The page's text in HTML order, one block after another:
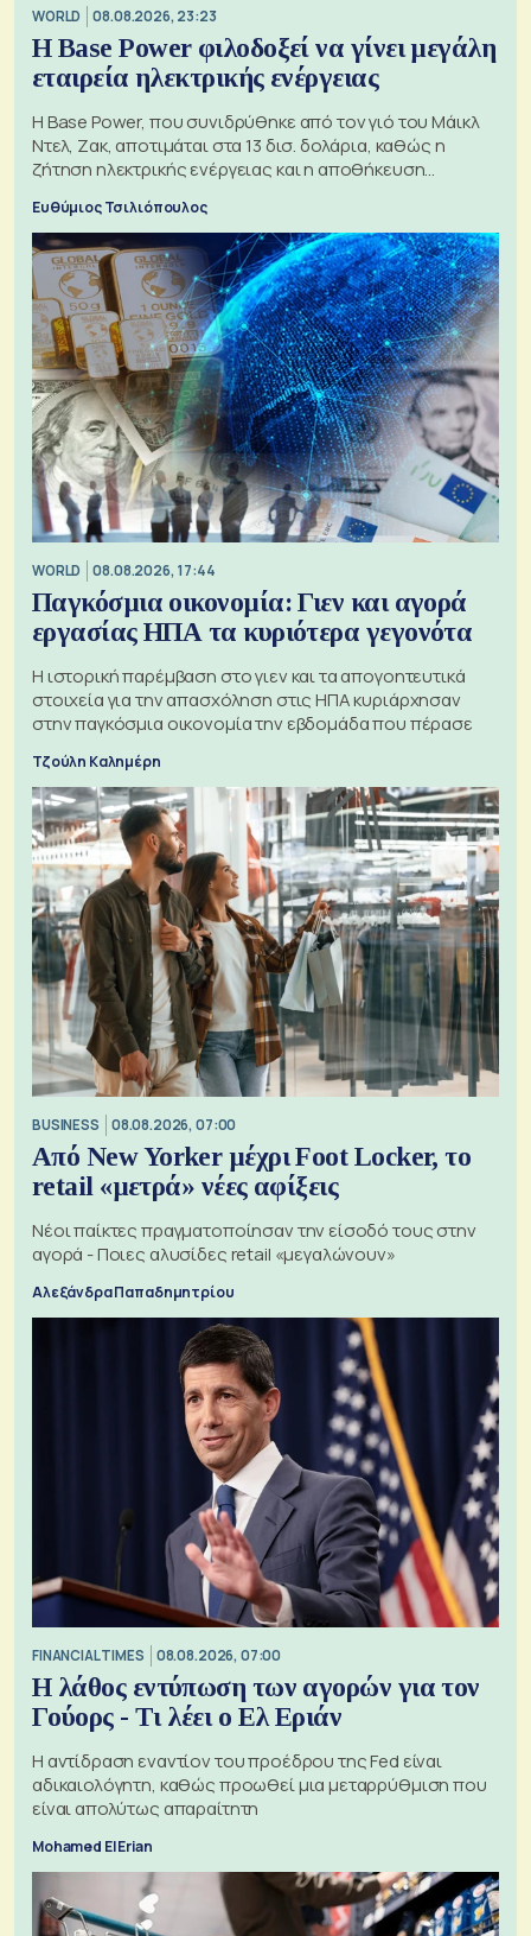
WORLD 08.08.2026, 23:23
Η Base Power φιλοδοξεί να γίνει μεγάλη
εταιρεία ηλεκτρικής ενέργειας
Η Base Power, που συνιδρύθηκε από τον γιό του Μάικλ
Ντελ, Ζακ, αποτιμάται στα 13 δισ. δολάρια, καθώς η
ζήτηση ηλεκτρικής ενέργειας και η αποθήκευση
Ευθύμιος Τσιλιόπουλος
WORLD 08.08.2026, 17:44
Παγκόσμια οικονομία: Γιεν και αγορά
εργασίας ΗΠΑ τα κυριότερα γεγονότα
Η ιστορική παρέμβαση στο γιεν και τα απογοητευτικά
στοιχεία για την απασχόληση στις ΗΠΑ κυριάρχησαν
στην παγκόσμια οικονομία την εβδομάδα που πέρασε
Τζούλη Καλημέρη
BUSINESS 08.08.2026, 07:00
Από New Yorker μέχρι Foot Locker, το
retail «μετρά» νέες αφίξεις
Νέοι παίκτες πραγματοποίησαν την είσοδό τους στην
αγορά - Ποιες αλυσίδες retail «μεγαλώνουν»
Αλεξάνδρα Παπαδημητρίου
FINANCIAL TIMES 08.08.2026, 07:00
Η λάθος εντύπωση των αγορών για τον
Γούορς - Τι λέει ο Ελ Εριάν
Η αντίδραση εναντίον του προέδρου της Fed είναι
αδικαιολόγητη, καθώς προωθεί μια μεταρρύθμιση που
είναι απολύτως απαραίτητη
Mohamed El Erian